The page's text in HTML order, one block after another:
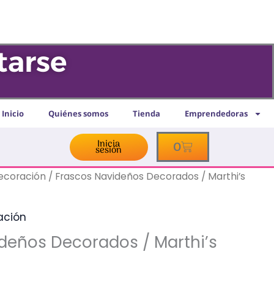
Inicio Quiénes somos Tienda Emprendedoras
Inicia
sesión 0
Cart
/ Frascos Navideños Decorados / Marthi’s
Decorados / Marthi’s
Artesanías
cantidad